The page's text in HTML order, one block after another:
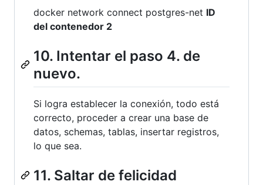
docker network connect postgres-net ID
del contenedor 2
10. Intentar el paso 4. de
nuevo.
Si logra establecer la conexión, todo está
correcto, proceder a crear una base de
datos, schemas, tablas, insertar registros,
lo que sea.
11. Saltar de felicidad